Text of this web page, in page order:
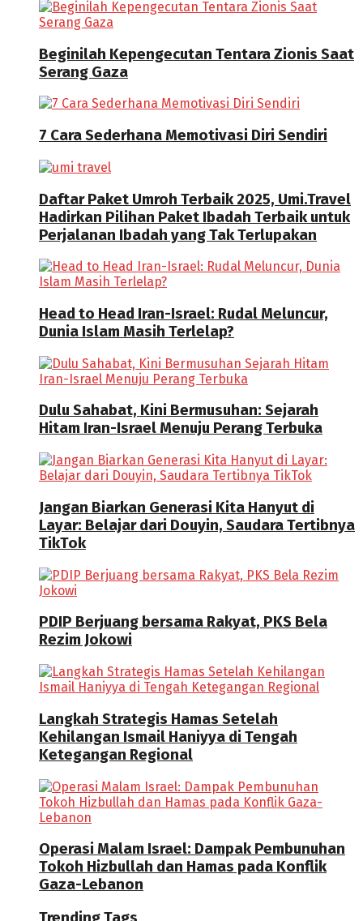
Beginilah Kepengecutan Tentara Zionis Saat
Serang Gaza
7 Cara Sederhana Memotivasi Diri Sendiri
Daftar Paket Umroh Terbaik 2025, Umi.Travel
Hadirkan Pilihan Paket Ibadah Terbaik untuk
Perjalanan Ibadah yang Tak Terlupakan
Head to Head Iran-Israel: Rudal Meluncur,
Dunia Islam Masih Terlelap?
Dulu Sahabat, Kini Bermusuhan: Sejarah
Hitam Iran-Israel Menuju Perang Terbuka
Jangan Biarkan Generasi Kita Hanyut di
Layar: Belajar dari Douyin, Saudara Tertibnya
TikTok
PDIP Berjuang bersama Rakyat, PKS Bela
Rezim Jokowi
Langkah Strategis Hamas Setelah
Kehilangan Ismail Haniyya di Tengah
Ketegangan Regional
Operasi Malam Israel: Dampak Pembunuhan
Tokoh Hizbullah dan Hamas pada Konflik
Gaza-Lebanon